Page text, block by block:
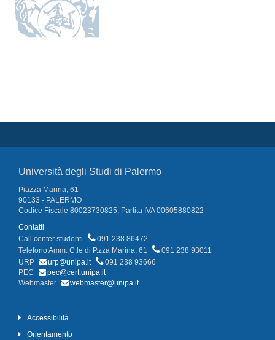
Università degli Studi di Palermo
Piazza Marina, 61
90133 - PALERMO
Codice Fiscale 80023730825, Partita IVA 00605880822
Contatti
Call center studenti
091 238 86472
Telefono Amm. C.le di P.zza Marina, 61
091 238 93011
URP
urp@unipa.it
091 238 93666
PEC
pec@cert.unipa.it
Webmaster
webmaster@unipa.it
Accessibilità
Orientamento